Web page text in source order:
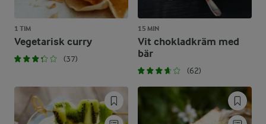
1 TIM
Vegetarisk curry
(37)
15 MIN
Vit chokladkräm med
bär
(62)